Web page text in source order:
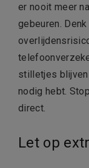
er nooit meer
gebeuren.
stilletjes
nodig hebt.
direct.
Let op